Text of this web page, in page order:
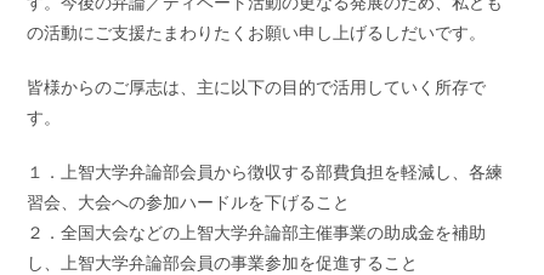
の活動にご支援たまわりたくお願い申し上げるしだいです。
皆様からのご厚志は、主に以下の目的で活用していく所存で
す。
１．上智大学弁論部会員から徴収する部費負担を軽減し、各練
習会、大会への参加ハードルを下げること
２．全国大会などの上智大学弁論部主催事業の助成金を補助
し、上智大学弁論部会員の事業参加を促進すること